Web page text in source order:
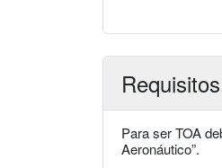
Requisitos
Para ser TOA
Aeronáutico”.